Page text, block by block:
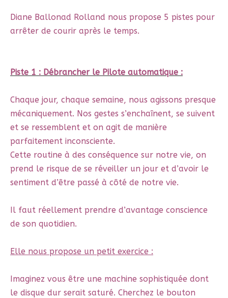
Diane Ballonad Rolland nous propose 5 pistes pour
arrêter de courir après le temps.
Piste 1 : Débrancher le Pilote automatique :
Chaque jour, chaque semaine, nous agissons presque
mécaniquement. Nos gestes s’enchaînent, se suivent
et se ressemblent et on agit de manière
parfaitement inconsciente.
Cette routine à des conséquence sur notre vie, on
prend le risque de se réveiller un jour et d’avoir le
sentiment d’être passé à côté de notre vie.
Il faut réellement prendre d’avantage conscience
de son quotidien.
Elle nous propose un petit exercice :
Imaginez vous être une machine sophistiquée dont
le disque dur serait saturé. Cherchez le bouton